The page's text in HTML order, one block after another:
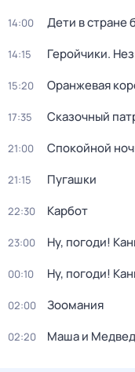
14:00 Дети в стране
14:15 Геройчики.
15:20 Оранжевая
17:35 Сказочный
21:00 Спокойной
21:15 Пугашки
22:30 Карбот
23:00 Ну, погоди!
00:10 Ну, погоди!
02:00 Зоомания
02:20 Маша и